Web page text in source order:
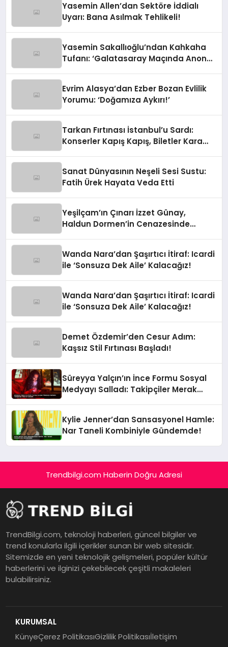
Yasemin Allen’dan Sektöre İddialı
Uyarı: Bana Asılmak Tehlikeli!
Yasemin Sakallıoğlu’ndan Kahkaha
Tufanı: ‘Galatasaray Maçında Anons
Evrim Alasya’dan Ezber Bozan Evlilik
Yorumu: ‘Doğamıza Aykırı!’
Tarkan Fırtınası İstanbul’u Sardı:
Konserler Kapış Kapış, Biletler Kara
Sanat Dünyasının Neşeli Sesi Sustu:
Fatih Ürek Hayata Veda Etti
Yeşilçam’ın Çınarı İzzet Günay,
Haldun Dormen’in Cenazesinde
Wanda Nara’dan Şaşırtıcı İtiraf: Icardi
ile ‘Sonsuza Dek Aile’ Kalacağız!
Wanda Nara’dan Şaşırtıcı İtiraf: Icardi
ile ‘Sonsuza Dek Aile’ Kalacağız!
Demet Özdemir’den Cesur Adım:
Kaşsız Stil Fırtınası Başladı!
Süreyya Yalçın’ın İnce Formu Sosyal
Medyayı Salladı: Takipçiler Merak
Kylie Jenner’dan Sansasyonel Hamle:
Nar Taneli Kombiniyle Gündemde!
Trendbilgi.com Haberin Doğru Adresi
TrendBilgi.com, teknoloji haberleri, güncel bilgiler ve
trend konularla ilgili içerikler sunan bir web sitesidir.
Sitemizde en yeni teknolojik gelişmeleri, popüler kültür
haberlerini ve ilginizi çekebilecek çeşitli makaleleri
bulabilirsiniz.
KURUMSAL
KünyeÇerez PolitikasıGizlilik Politikasıİletişim